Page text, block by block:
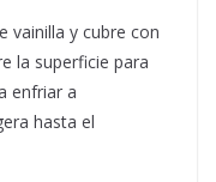
vainilla y cubre con
la superficie para
enfriar a
hasta el